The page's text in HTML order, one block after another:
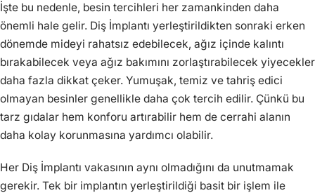
İşte bu nedenle, besin tercihleri her zamankinden daha
önemli hale gelir. Diş İmplantı yerleştirildikten sonraki erken
dönemde mideyi rahatsız edebilecek, ağız içinde kalıntı
bırakabilecek veya ağız bakımını zorlaştırabilecek yiyecekler
daha fazla dikkat çeker. Yumuşak, temiz ve tahriş edici
olmayan besinler genellikle daha çok tercih edilir. Çünkü bu
tarz gıdalar hem konforu artırabilir hem de cerrahi alanın
daha kolay korunmasına yardımcı olabilir.
Her Diş İmplantı vakasının aynı olmadığını da unutmamak
gerekir. Tek bir implantın yerleştirildiği basit bir işlem ile